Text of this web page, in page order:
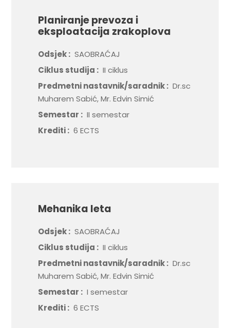
Planiranje prevoza i
eksploatacija zrakoplova
Odsjek : SAOBRAĆAJ
Ciklus studija : II ciklus
Predmetni nastavnik/saradnik : Dr.sc
Muharem Sabić, Mr. Edvin Simić
Semestar : II semestar
Krediti : 6 ECTS
Mehanika leta
Odsjek : SAOBRAĆAJ
Ciklus studija : II ciklus
Predmetni nastavnik/saradnik : Dr.sc
Muharem Sabić, Mr. Edvin Simić
Semestar : I semestar
Krediti : 6 ECTS